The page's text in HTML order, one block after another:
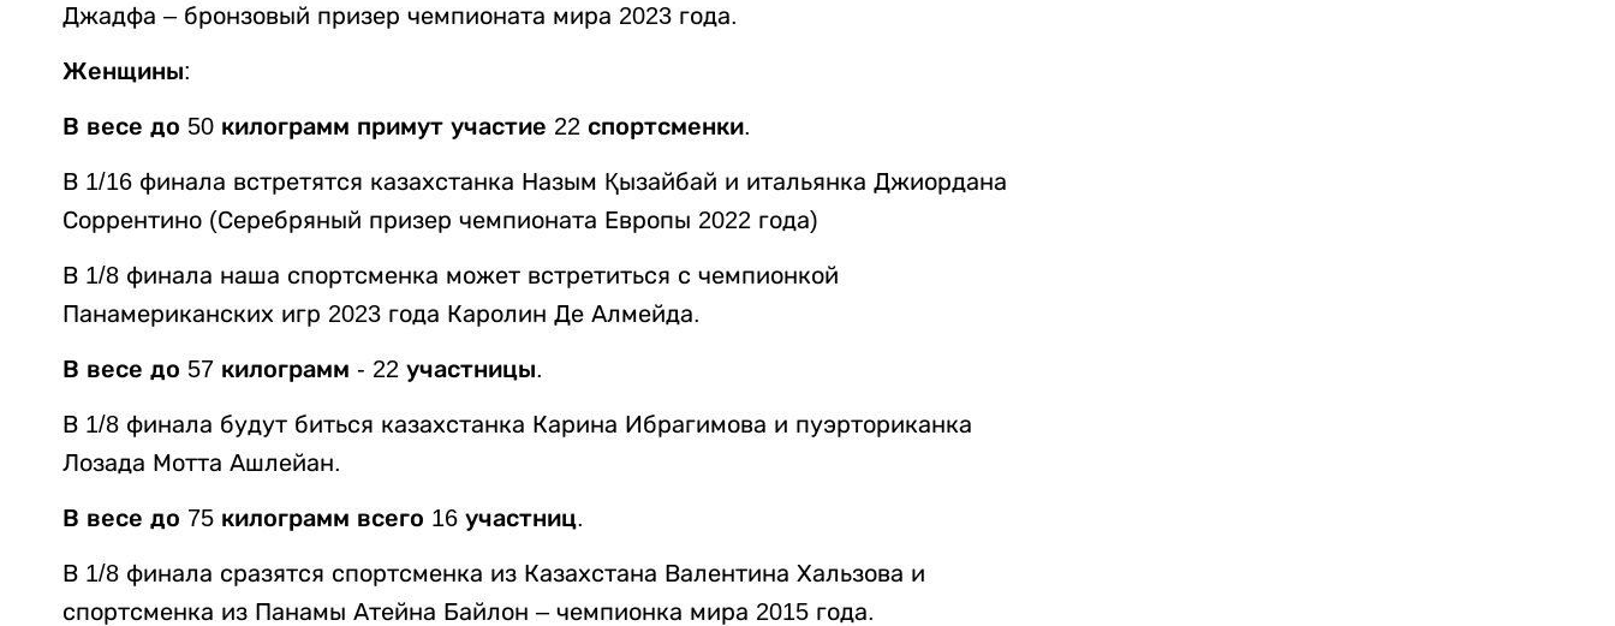
Джадфа – бронзовый призер чемпионата мира 2023 года.
Женщины:
В весе до 50 килограмм примут участие 22 спортсменки.
В 1/16 финала встретятся казахстанка Назым Қызайбай и итальянка Джиордана
Соррентино (Серебряный призер чемпионата Европы 2022 года)
В 1/8 финала наша спортсменка может встретиться с чемпионкой
Панамериканских игр 2023 года Каролин Де Алмейда.
В весе до 57 килограмм - 22 участницы.
В 1/8 финала будут биться казахстанка Карина Ибрагимова и пуэрториканка
Лозада Мотта Ашлейан.
В весе до 75 килограмм всего 16 участниц.
В 1/8 финала сразятся спортсменка из Казахстана Валентина Хальзова и
спортсменка из Панамы Атейна Байлон – чемпионка мира 2015 года.